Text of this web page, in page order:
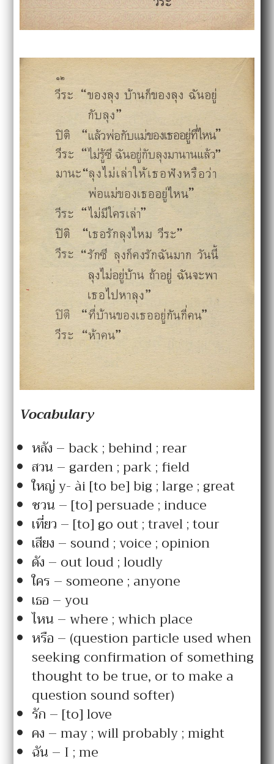
Vocabulary
หลัง – back ; behind ; rear
สวน – garden ; park ; field
ใหญ่ y- ài [to be] big ; large ; great
ชวน – [to] persuade ; induce
เที่ยว – [to] go out ; travel ; tour
เสียง – sound ; voice ; opinion
ดัง – out loud ; loudly
ใคร – someone ; anyone
เธอ – you
ไหน – where ; which place
หรือ – (question particle used when
seeking confirmation of something
thought to be true, or to make a
question sound softer)
รัก – [to] love
คง – may ; will probably ; might
ฉัน – I ; me